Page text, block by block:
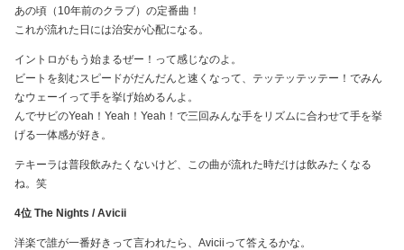
あの頃（10年前のクラブ）の定番曲！
これが流れた日には治安が心配になる。
イントロがもう始まるぜー！って感じなのよ。
ビートを刻むスピードがだんだんと速くなって、テッテッテッテー！でみん
なウェーイって手を挙げ始めるんよ。
んでサビのYeah！Yeah！Yeah！で三回みんな手をリズムに合わせて手を挙
げる一体感が好き。
テキーラは普段飲みたくないけど、この曲が流れた時だけは飲みたくなる
ね。笑
4位 The Nights / Avicii
洋楽で誰が一番好きって言われたら、Aviciiって答えるかな。